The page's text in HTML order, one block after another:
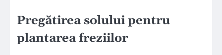
Pregătirea solului pentru
plantarea freziilor